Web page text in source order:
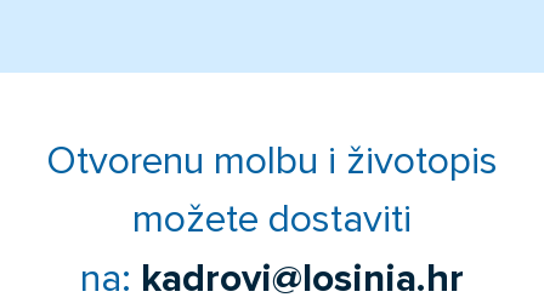
Otvorenu molbu i životopis
možete dostaviti
na: kadrovi@losinia.hr